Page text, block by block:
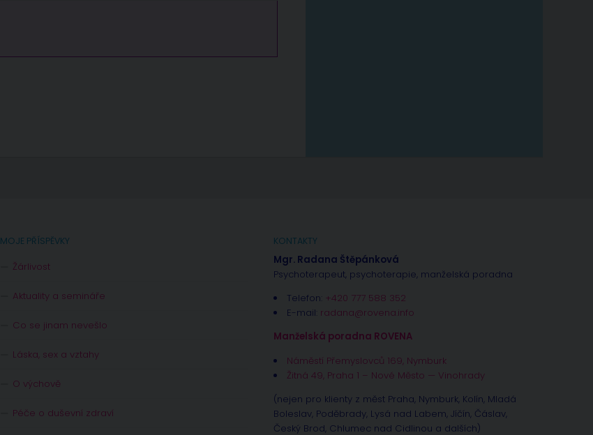
MOJE PŘÍSPĚVKY
Žárlivost
Aktuality a semináře
Co se jinam nevešlo
Láska, sex a vztahy
O výchově
Péče o duševní zdraví
KONTAKTY
Mgr. Radana Štěpánková
Psychoterapeut, psychoterapie, manželská poradna
Telefon: +420 777 588 352
E-mail: radana@rovena.info
Manželská poradna ROVENA
Náměstí Přemyslovců 169, Nymburk
Žitná 49, Praha 1 – Nové Město — Vinohrady
(nejen pro klienty z měst Praha, Nymburk, Kolín, Mladá
Boleslav, Poděbrady, Lysá nad Labem, Jíčín, Čáslav,
Český Brod, Chlumec nad Cidlinou a dalších)